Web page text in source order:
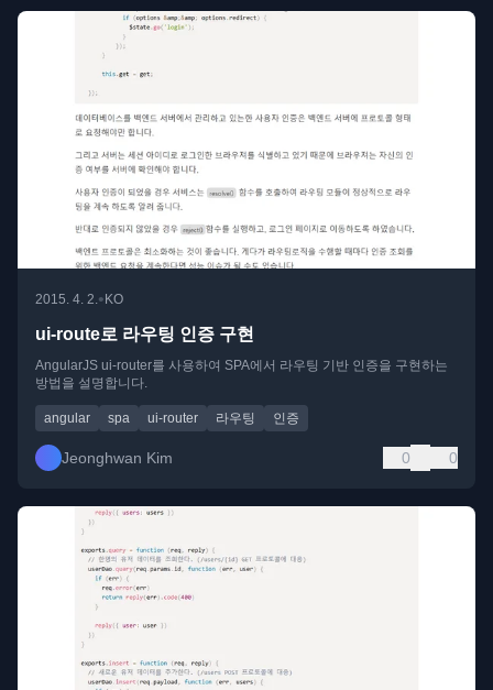
2015. 4. 2.• KO
ui-route로 라우팅 인증 구현
AngularJS ui-router를 사용하여 SPA에서 라우팅 기반 인증을 구현하는
방법을 설명합니다.
angular spa ui-router 라우팅 인증
Jeonghwan Kim 0 0